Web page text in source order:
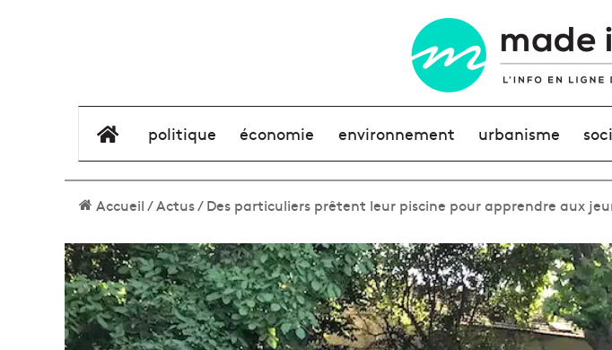
élément de menu
politique économie environnement urbanisme
Accueil/Actus/Des particuliers prêtent leur piscine pour apprendre aux